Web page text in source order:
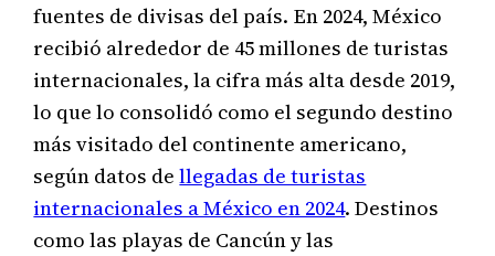
fuentes de divisas del país. En 2024, México
recibió alrededor de 45 millones de turistas
internacionales, la cifra más alta desde 2019,
lo que lo consolidó como el segundo destino
más visitado del continente americano,
según datos dellegadas de turistas
internacionales a México en 2024. Destinos
como las playas de Cancún y las